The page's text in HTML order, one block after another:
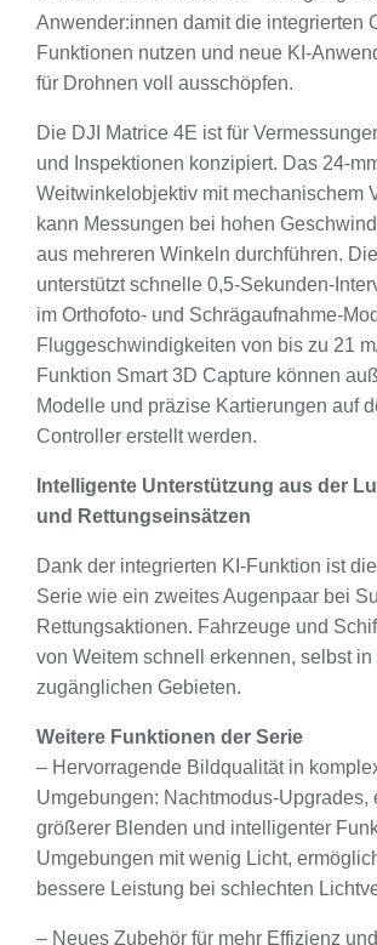
Anwender:innen damit die integrierten
Funktionen nutzen und neue KI-
für Drohnen voll ausschöpfen.
Die DJI Matrice 4E ist für
und Inspektionen konzipiert. Das 24-
Weitwinkelobjektiv mit mechanischem
kann Messungen bei hohen
aus mehreren Winkeln durchführen.
unterstützt schnelle 0,5-Sekunden-
im Orthofoto- und Schrägaufnahme-
Fluggeschwindigkeiten von bis zu 21
Funktion Smart 3D Capture können
Modelle und präzise Kartierungen auf
Controller erstellt werden.
Intelligente Unterstützung aus der
und Rettungseinsätzen
Dank der integrierten KI-Funktion ist
Serie wie ein zweites Augenpaar bei
Rettungsaktionen. Fahrzeuge und
von Weitem schnell erkennen, selbst in
zugänglichen Gebieten.
Weitere Funktionen der Serie
– Hervorragende Bildqualität in
Umgebungen: Nachtmodus-Upgrades,
größerer Blenden und intelligenter
Umgebungen mit wenig Licht,
bessere Leistung bei schlechten
– Neues Zubehör für mehr Effizienz